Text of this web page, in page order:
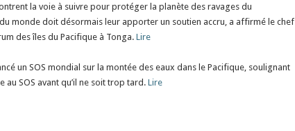
la voie à suivre pour protéger la planète des ravages du
monde doit désormais leur apporter un soutien accru, a affirmé le chef
des îles du Pacifique à Tonga. Lire
un SOS mondial sur la montée des eaux dans le Pacifique, soulignant
SOS avant qu’il ne soit trop tard. Lire